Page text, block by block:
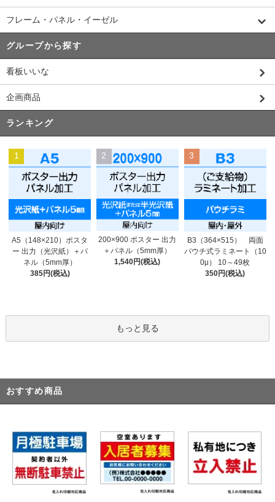
フレーム・パネル・イーゼル
グループから探す
看板いいな
企画商品
ランキング
1
A5（148×210）ポスタ
ー 出力（光沢紙）＋パ
ネル（5mm厚）
385円(税込)
2
200×900 ポスター 出力
＋パネル（5mm厚）
1,540円(税込)
3
B3（364×515） 両面
パウチ式ラミネート（10
0μ） 10～49枚
350円(税込)
もっと見る
おすすめ商品